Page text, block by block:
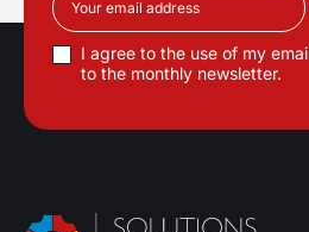
I agree to the use of my
to the monthly newsletter.